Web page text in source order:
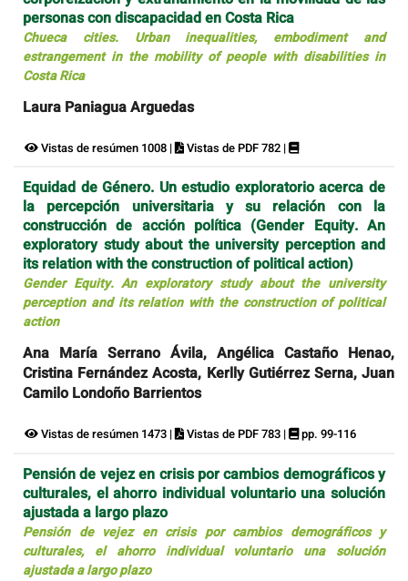
personas con discapacidad en Costa Rica
Chueca cities. Urban inequalities, embodiment and
estrangement in the mobility of people with disabilities in
Costa Rica
Laura Paniagua Arguedas
Vistas de resúmen 1008 | Vistas de PDF 782 |
Equidad de Género. Un estudio exploratorio acerca de
la percepción universitaria y su relación con la
construcción de acción política (Gender Equity. An
exploratory study about the university perception and
its relation with the construction of political action)
Gender Equity. An exploratory study about the university
perception and its relation with the construction of political
action
Ana María Serrano Ávila, Angélica Castaño Henao,
Cristina Fernández Acosta, Kerlly Gutiérrez Serna, Juan
Camilo Londoño Barrientos
Vistas de resúmen 1473 | Vistas de PDF 783 | pp. 99-116
Pensión de vejez en crisis por cambios demográficos y
culturales, el ahorro individual voluntario una solución
ajustada a largo plazo
Pensión de vejez en crisis por cambios demográficos y
culturales, el ahorro individual voluntario una solución
ajustada a largo plazo